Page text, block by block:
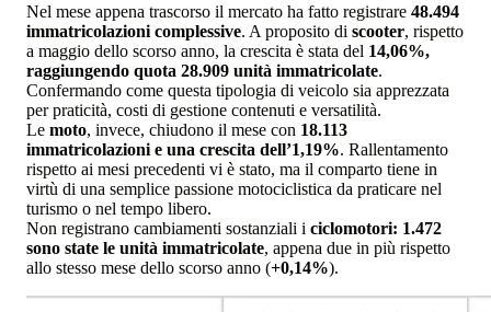
Nel mese appena trascorso il mercato ha fatto registrare 48.494
immatricolazioni complessive. A proposito di scooter, rispetto
a maggio dello scorso anno, la crescita è stata del 14,06%,
raggiungendo quota 28.909 unità immatricolate.
Confermando come questa tipologia di veicolo sia apprezzata
per praticità, costi di gestione contenuti e versatilità.
Le moto, invece, chiudono il mese con 18.113
immatricolazioni e una crescita dell’1,19%. Rallentamento
rispetto ai mesi precedenti vi è stato, ma il comparto tiene in
virtù di una semplice passione motociclistica da praticare nel
turismo o nel tempo libero.
Non registrano cambiamenti sostanziali i ciclomotori: 1.472
sono state le unità immatricolate, appena due in più rispetto
allo stesso mese dello scorso anno (+0,14%).